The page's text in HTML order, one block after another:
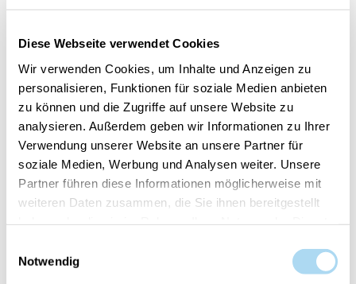
Diese Webseite verwendet Cookies
Wir verwenden Cookies, um Inhalte und Anzeigen zu
personalisieren, Funktionen für soziale Medien anbieten
zu können und die Zugriffe auf unsere Website zu
analysieren. Außerdem geben wir Informationen zu Ihrer
Verwendung unserer Website an unsere Partner für
soziale Medien, Werbung und Analysen weiter. Unsere
Partner führen diese Informationen möglicherweise mit
weiteren Daten zusammen, die Sie ihnen bereitgestellt
Notwendig
Clean Cotton Electric
Refills Set of 2
CHF 14.90
50%
Aloe & Agave Signature
Medium Jar
CHF 29.90
CHF 14.95
50%